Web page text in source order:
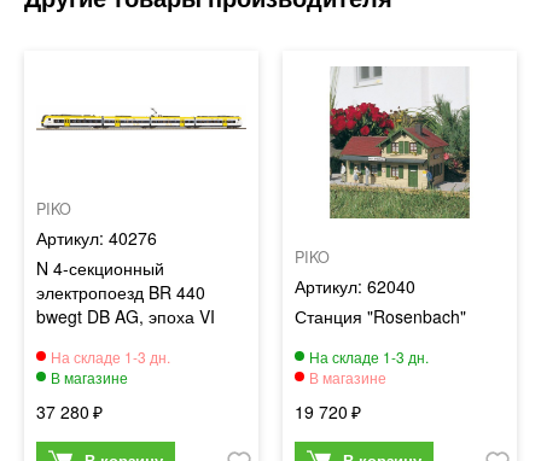
PIKO
40276
N 4-секционный
электропоезд BR 440
bwegt DB AG, эпоха VI
37 280
PIKO
62040
Станция "Rosenbach"
19 720